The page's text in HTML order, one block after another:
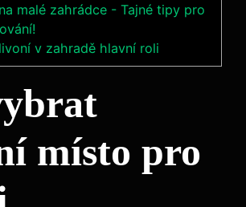
malé zahrádce - Tajné tipy pro
v zahradě hlavní roli
místo pro